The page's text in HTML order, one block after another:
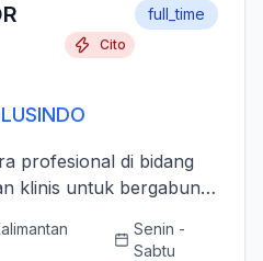
Cito
full_time
profesional di bidang
klinis untuk bergabung
layanan
Senin -
Sabtu